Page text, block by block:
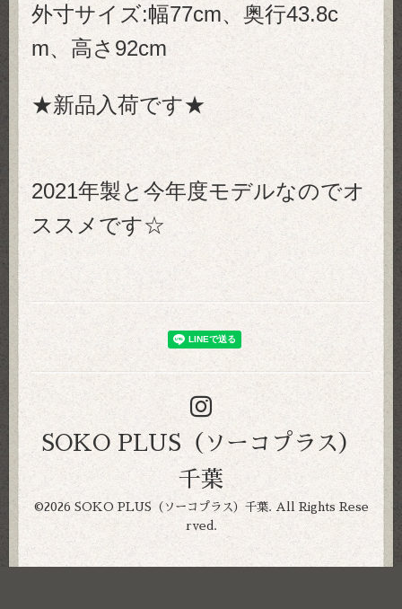
外寸サイズ:幅77cm、奥行43.8c
m、高さ92cm
★新品入荷です★
2021年製と今年度モデルなのでオ
ススメです☆
SOKO PLUS（ソーコプラス）
千葉
©2026 SOKO PLUS（ソーコプラス）千葉. All Rights Rese
rved.